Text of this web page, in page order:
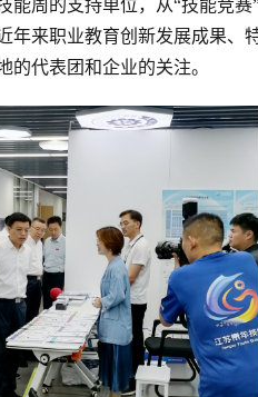
能周的支持单位，从“技能竞
年来职业教育创新发展成果、
的代表团和企业的关注。